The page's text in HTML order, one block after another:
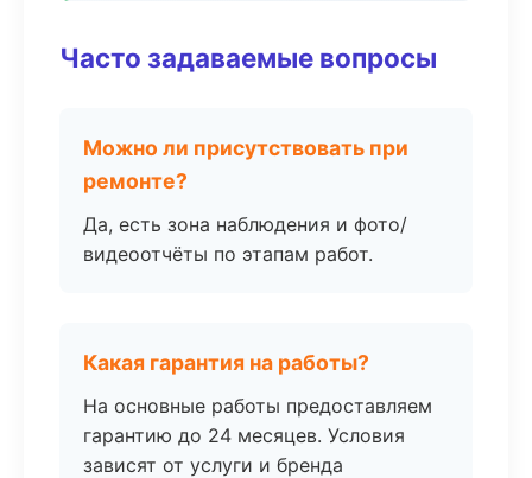
Часто задаваемые вопросы
Можно ли присутствовать при
ремонте?
Да, есть зона наблюдения и фото/
видеоотчёты по этапам работ.
Какая гарантия на работы?
На основные работы предоставляем
гарантию до 24 месяцев. Условия
зависят от услуги и бренда